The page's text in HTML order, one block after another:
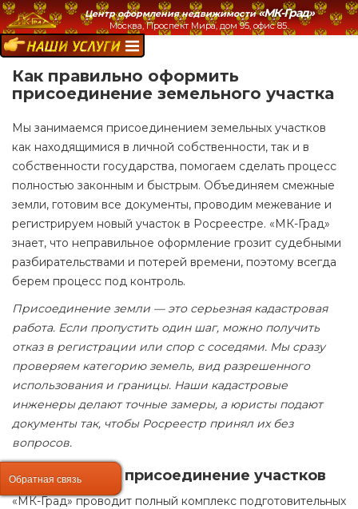
Центр оформления недвижимости «МК-Град»
Москва, Проспект Мира, дом 95, офис 85.
НАШИ УСЛУГИ:
Как правильно оформить
присоединение земельного участка
Мы занимаемся присоединением земельных участков
как находящимися в личной собственности, так и в
собственности государства, помогаем сделать процесс
полностью законным и быстрым. Объединяем смежные
земли, готовим все документы, проводим межевание и
регистрируем новый участок в Росреестре. «МК-Град»
знает, что неправильное оформление грозит судебными
разбирательствами и потерей времени, поэтому всегда
берем процесс под контроль.
Присоединение земли — это серьезная кадастровая
работа. Если пропустить один шаг, можно получить
отказ в регистрации или спор с соседями. Мы сразу
проверяем категорию земель, вид разрешенного
использования и границы. Наши кадастровые
инженеры делают точные замеры, а юристы подают
документы так, чтобы Росреестр принял их без
вопросов.
Как проходит присоединение участков
«МК-Град» проводит полный комплекс подготовительных
Обратная связь
Обратная связь